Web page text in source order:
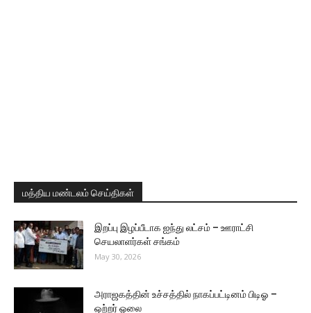
மத்திய மண்டலம் செய்திகள்
இறப்பு இழப்பீடாக ஐந்து லட்சம் – ஊராட்சி
செயலாளர்கள் சங்கம்
May 30, 2026
அராஜகத்தின் உச்சத்தில் நாகப்பட்டினம் பிடிஓ –
ஒற்றர் ஓலை